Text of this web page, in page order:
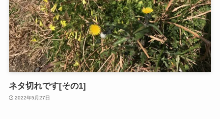
ネタ切れです[その1]
2022年5月27日